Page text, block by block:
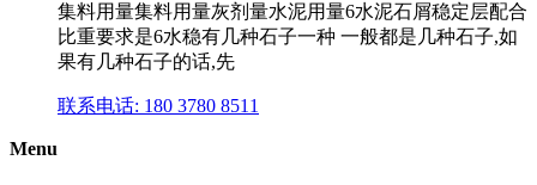
集料用量集料用量灰剂量水泥用量6水泥石屑稳定层配合
比重要求是6水稳有几种石子一种 一般都是几种石子,如
果有几种石子的话,先
联系电话: 180 3780 8511
Menu